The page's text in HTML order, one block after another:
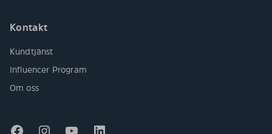
Kontakt
Kundtjänst
Influencer Program
Om oss